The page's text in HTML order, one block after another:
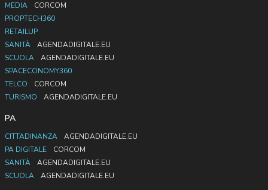
MEDIA
CORCOM
PROPTECH360
RETAILUP
SANITÀ
AGENDADIGITALE.EU
SCUOLA
AGENDADIGITALE.EU
SPACECONOMY360
TELCO
CORCOM
TURISMO
AGENDADIGITALE.EU
PA
CITTADINANZA
AGENDADIGITALE.EU
PA DIGITALE
CORCOM
SANITÀ
AGENDADIGITALE.EU
SCUOLA
AGENDADIGITALE.EU